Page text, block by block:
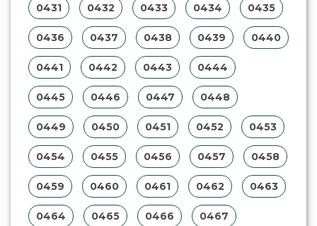
0431 0432 0433 0434 0435
0436 0437 0438 0439 0440
0441 0442 0443 0444
0445 0446 0447 0448
0449 0450 0451 0452 0453
0454 0455 0456 0457 0458
0459 0460 0461 0462 0463
0464 0465 0466 0467